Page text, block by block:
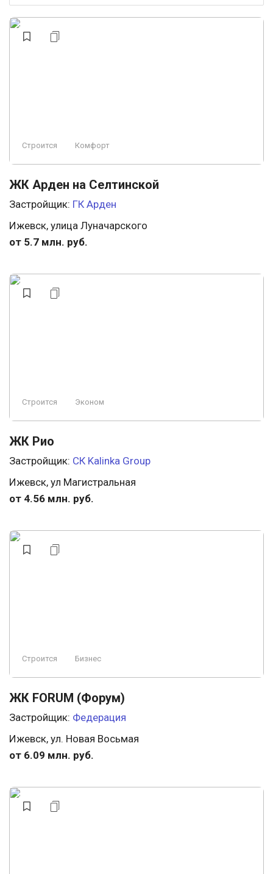
Панорамные окна Строится
Премиум Элитный
Строится Комфорт
ЖК Арден на Селтинской
Застройщик: ГК Арден
Ижевск, улица Луначарского
от 5.7 млн. руб.
Строится Эконом
ЖК Рио
Застройщик: СК Kalinka Group
Ижевск, ул Магистральная
от 4.56 млн. руб.
Строится Бизнес
ЖК FORUM (Форум)
Застройщик: Федерация
Ижевск, ул. Новая Восьмая
от 6.09 млн. руб.